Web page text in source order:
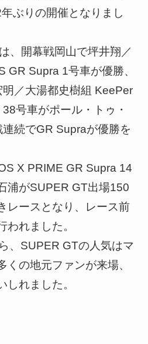
ぶりの開催となりまし
、開幕戦岡山で坪井翔／
GR Supra 1号車が優勝、
／大湯都史樹組 KeePer
号車がポール・トゥ・
続でGR Supraが優勝を
X PRIME GR Supra 14
浦がSUPER GT出場150
レースとなり、レース前
われました。
、SUPER GTの人気はマ
くの地元ファンが来場、
しれました。